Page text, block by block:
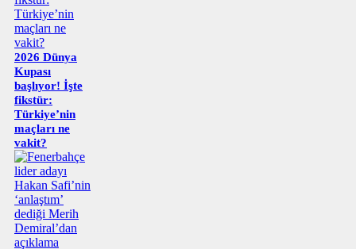
2026 Dünya
Kupası
başlıyor! İşte
fikstür:
Türkiye’nin
maçları ne
vakit?